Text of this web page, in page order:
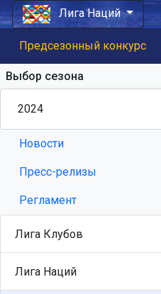
Лига Наций
Предсезонный конкурс
Выбор сезона
Новости
Пресс-релизы
Регламент
Лига Клубов
Лига Наций